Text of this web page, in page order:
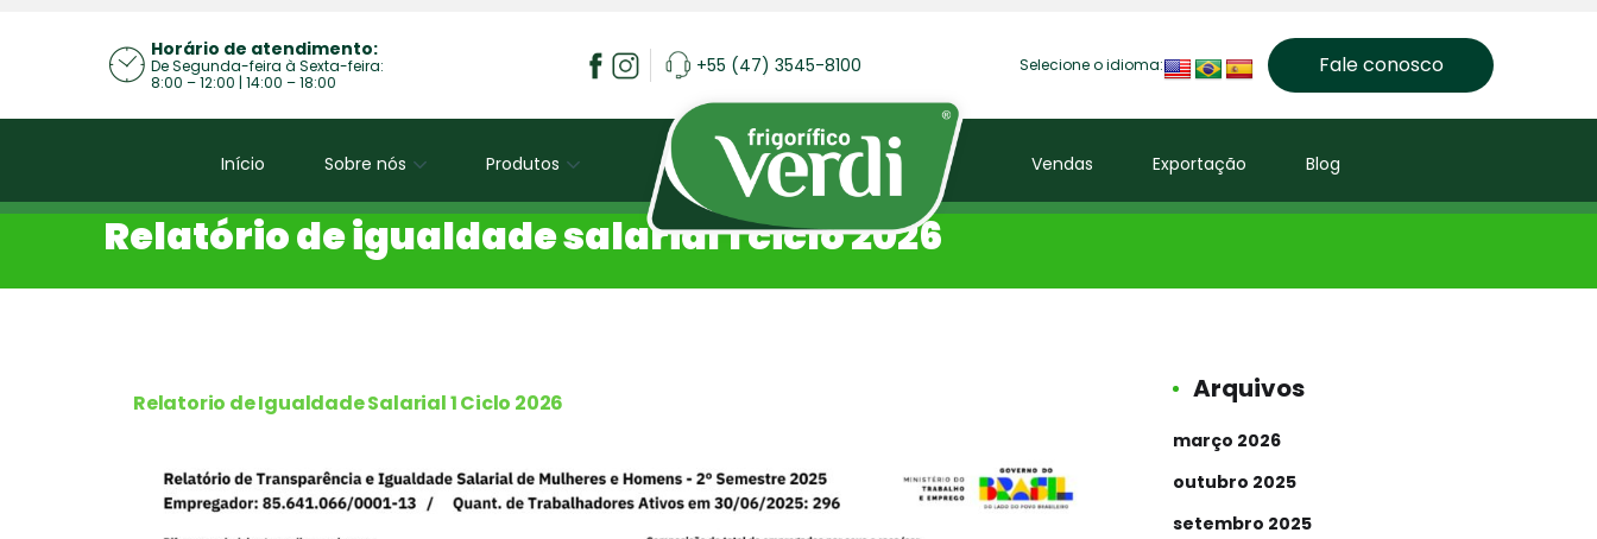
Horário de atendimento:
De Segunda-feira à Sexta-feira:
8:00 – 12:00 | 14:00 – 18:00
+55 (47) 3545-8100 Selecione o idioma: Fale conosco
Início Sobre nós Produtos Vendas Exportação Blog
Relatório de igualdade salarial 1 ciclo 2026
Relatorio de Igualdade Salarial 1 Ciclo 2026 Arquivos
março 2026
outubro 2025
setembro 2025